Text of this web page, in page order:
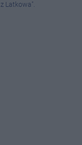
Latkowa".